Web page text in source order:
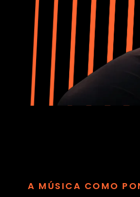
A MÚSICA COMO